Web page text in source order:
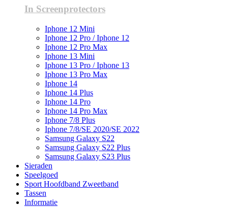
In Screenprotectors
Iphone 12 Mini
Iphone 12 Pro / Iphone 12
Iphone 12 Pro Max
Iphone 13 Mini
Iphone 13 Pro / Iphone 13
Iphone 13 Pro Max
Iphone 14
Iphone 14 Plus
Iphone 14 Pro
Iphone 14 Pro Max
Iphone 7/8 Plus
Iphone 7/8/SE 2020/SE 2022
Samsung Galaxy S22
Samsung Galaxy S22 Plus
Samsung Galaxy S23 Plus
Sieraden
Speelgoed
Sport Hoofdband Zweetband
Tassen
Informatie